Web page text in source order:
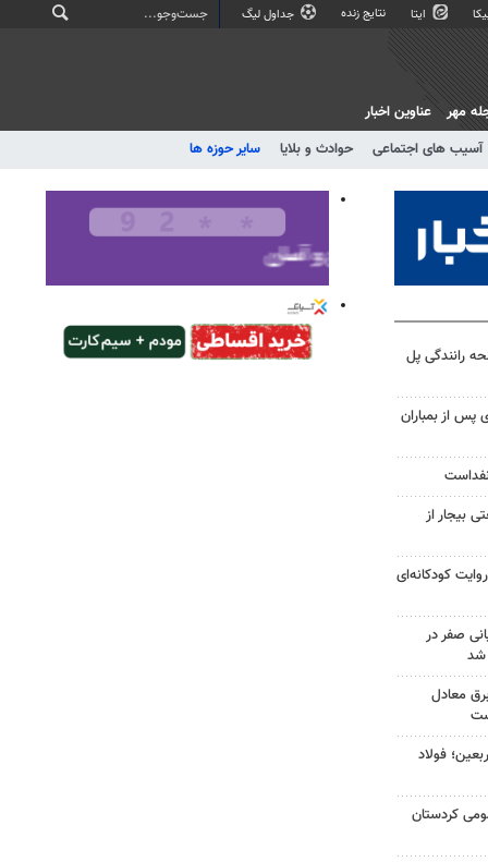
ایتا نتایج زنده جداول لیگ
آسیب های اجتماعی حوادث و بلایا سایر حوزه ها
مهر عناوین اخبار
رانندگی پل
پس از بمباران
بیجار از
کودکانه‌ای
صفر در
شد
برق معادل
فولاد
کردستان